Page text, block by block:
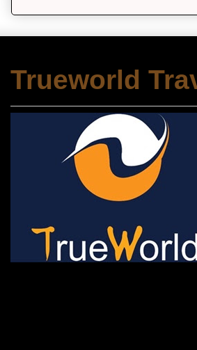
Trueworld